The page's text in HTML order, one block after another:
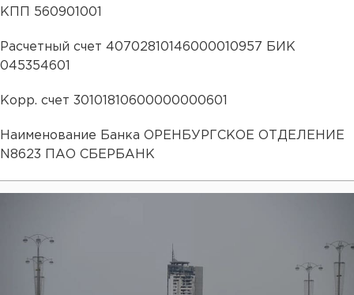
КПП 560901001
Расчетный счет 40702810146000010957 БИК
045354601
Корр. счет 30101810600000000601
Наименование Банка ОРЕНБУРГСКОЕ ОТДЕЛЕНИЕ
N8623 ПАО СБЕРБАНК